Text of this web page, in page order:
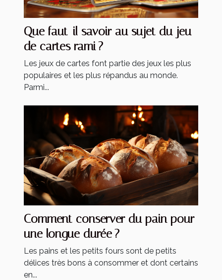
Que faut-il savoir au sujet du jeu
de cartes rami ?
Les jeux de cartes font partie des jeux les plus
populaires et les plus répandus au monde.
Parmi...
Comment conserver du pain pour
une longue durée ?
Les pains et les petits fours sont de petits
délices très bons à consommer et dont certains
en...